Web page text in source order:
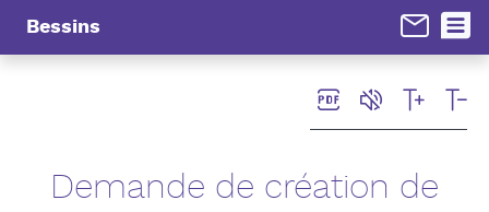
Bessins
Demande de création de